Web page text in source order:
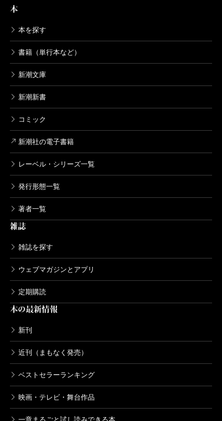
本
本を探す
書籍（単行本など）
新潮文庫
新潮新書
コミック
新潮社の電子書籍
レーベル・シリーズ一覧
発行形態一覧
著者一覧
雑誌
雑誌を探す
ウェブマガジンとアプリ
定期購読
本の最新情報
新刊
近刊（まもなく発売）
ベストセラーランキング
映画・テレビ・舞台作品